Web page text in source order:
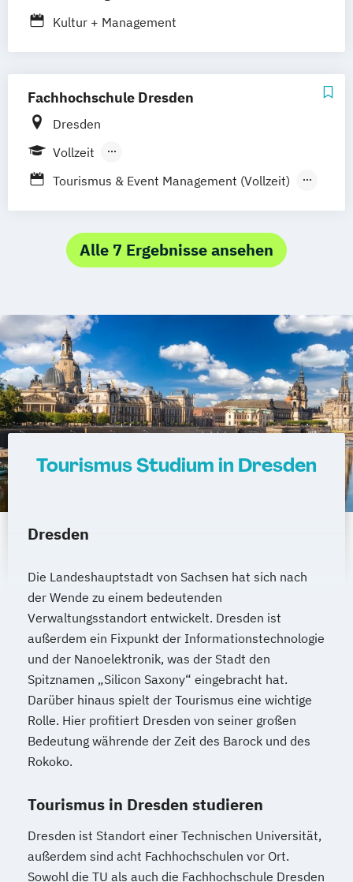
Online-Campus
Kultur + Management
Fachhochschule Dresden
Dresden
Vollzeit
Berufsbegleitendes Präsenzstudium
Tourismus & Event Management (Vollzeit)
Alle 7 Ergebnisse ansehen
Tourismus Studium in Dresden
Dresden
Die Landeshauptstadt von Sachsen hat sich nach
der Wende zu einem bedeutenden
Verwaltungsstandort entwickelt. Dresden ist
außerdem ein Fixpunkt der Informationstechnologie
und der Nanoelektronik, was der Stadt den
Spitznamen „Silicon Saxony“ eingebracht hat.
Darüber hinaus spielt der Tourismus eine wichtige
Rolle. Hier profitiert Dresden von seiner großen
Bedeutung währende der Zeit des Barock und des
Rokoko.
Tourismus in Dresden studieren
Dresden ist Standort einer Technischen Universität,
außerdem sind acht Fachhochschulen vor Ort.
Sowohl die TU als auch die Fachhochschule Dresden